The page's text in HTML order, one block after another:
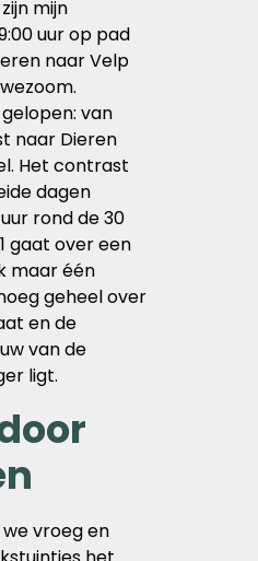
zijn mijn
uur op pad
naar Velp
van
naar Dieren
Het contrast
dagen
rond de 30
gaat over een
maar één
geheel over
en de
van de
ligt.
vroeg en